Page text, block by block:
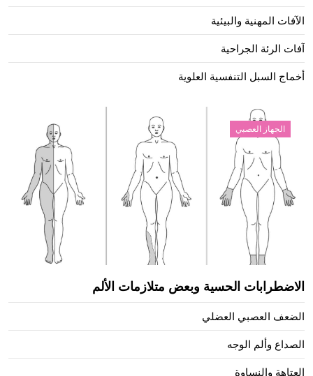
الآفات المهنية والبيئية
آفات الرئة الجراحية
أخماج السبل التنفسية العلوية
الجهاز العصبي
الاضطرابات الحسية وبعض متلازمات الألم
الضعف العصبي العضلي
الصداع وألم الوجه
العتاهة والنساوة